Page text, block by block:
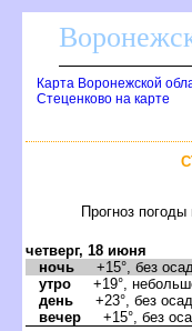
Карта Воронежской
Стеценково на карте
Прогноз
четверг, 18 июня
ночь +15°, без
утро +19°,
день +23°, без
ечер +15°, без